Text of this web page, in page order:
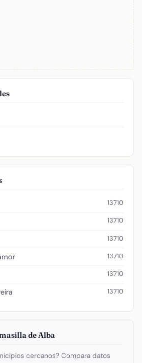
13710
13710
13710
13710
13710
13710
de Alba
cercanos? Compara datos